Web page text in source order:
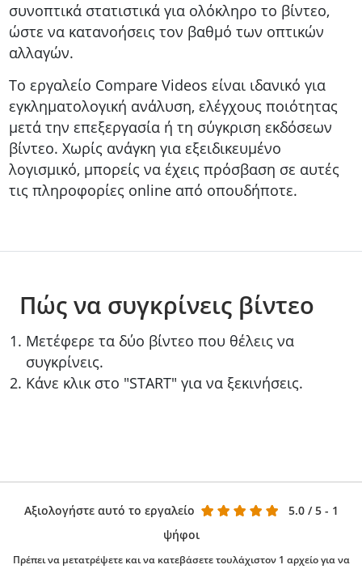
συνοπτικά στατιστικά για ολόκληρο το βίντεο,
ώστε να κατανοήσεις τον βαθμό των οπτικών
αλλαγών.
Το εργαλείο Compare Videos είναι ιδανικό για
εγκληματολογική ανάλυση, ελέγχους ποιότητας
μετά την επεξεργασία ή τη σύγκριση εκδόσεων
βίντεο. Χωρίς ανάγκη για εξειδικευμένο
λογισμικό, μπορείς να έχεις πρόσβαση σε αυτές
τις πληροφορίες online από οπουδήποτε.
Πώς να συγκρίνεις βίντεο
Μετέφερε τα δύο βίντεο που θέλεις να
συγκρίνεις.
Κάνε κλικ στο "START" για να ξεκινήσεις.
Αξιολογήστε αυτό το εργαλείο 5.0 / 5 - 1
ψήφοι
Πρέπει να μετατρέψετε και να κατεβάσετε τουλάχιστον 1 αρχείο για να